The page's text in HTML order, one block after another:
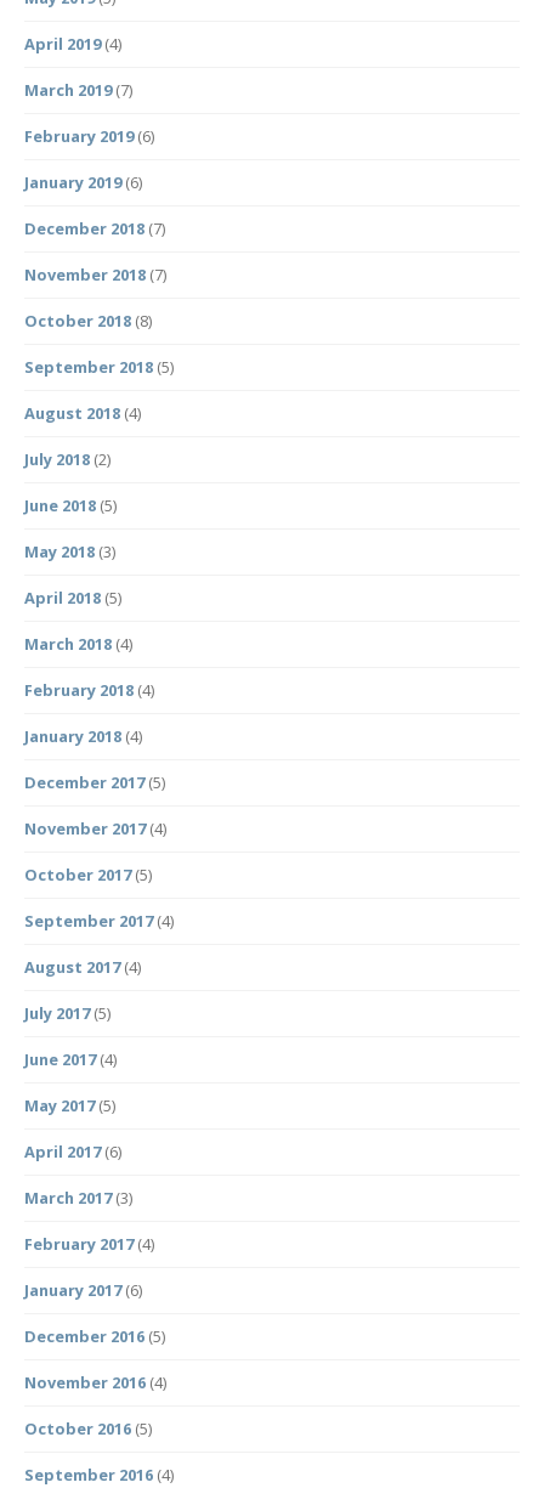
April 2019(4)
March 2019(7)
February 2019(6)
January 2019(6)
December 2018 (7)
November 2018 (7)
October 2018 (8)
September 2018 (5)
August 2018 (4)
July 2018 (2)
June 2018 (5)
May 2018 (3)
April 2018 (5)
March 2018 (4)
February 2018 (4)
January 2018 (4)
December 2017(5)
November 2017(4)
October 2017(5)
September 2017(4)
August 2017(4)
July 2017(5)
June 2017(4)
May 2017(5)
April 2017(6)
March 2017(3)
February 2017(4)
January 2017(6)
December 2016 (5)
November 2016 (4)
October 2016 (5)
September 2016 (4)